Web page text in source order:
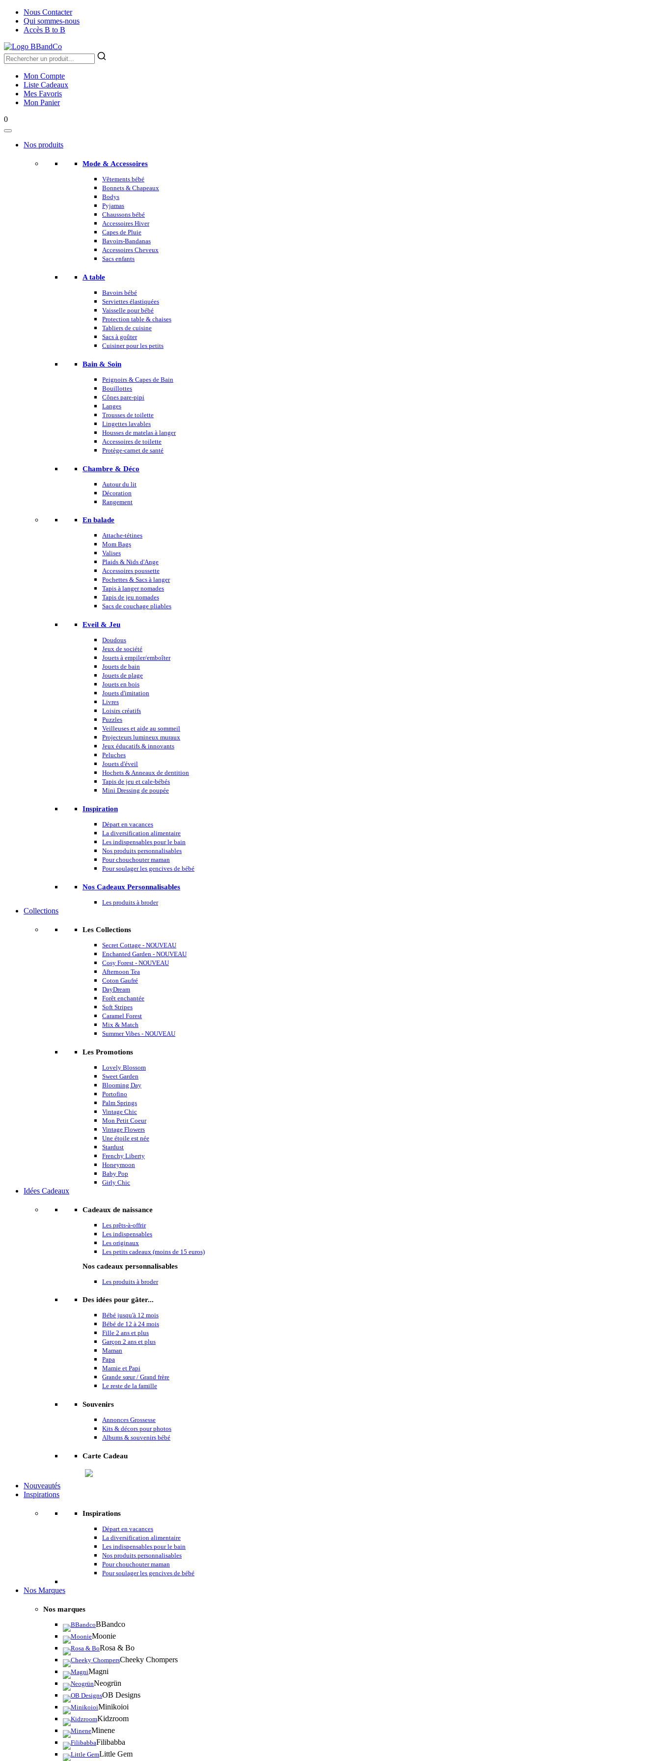
Nous Contacter
Qui sommes-nous
Accès B to B
Mon Compte
Liste Cadeaux
Mes Favoris
Mon Panier
0
Nos produits
Mode & Accessoires
Vêtements bébé
Bonnets & Chapeaux
Bodys
Pyjamas
Chaussons bébé
Accessoires Hiver
Capes de Pluie
Bavoirs-Bandanas
Accessoires Cheveux
Sacs enfants
A table
Bavoirs bébé
Serviettes élastiquées
Vaisselle pour bébé
Protection table & chaises
Tabliers de cuisine
Sacs à goûter
Cuisiner pour les petits
Bain & Soin
Peignoirs & Capes de Bain
Bouillottes
Cônes pare-pipi
Langes
Trousses de toilette
Lingettes lavables
Housses de matelas à langer
Accessoires de toilette
Protège-carnet de santé
Chambre & Déco
Autour du lit
Décoration
Rangement
En balade
Attache-tétines
Mom Bags
Valises
Plaids & Nids d'Ange
Accessoires poussette
Pochettes & Sacs à langer
Tapis à langer nomades
Tapis de jeu nomades
Sacs de couchage pliables
Eveil & Jeu
Doudous
Jeux de société
Jouets à empiler/emboîter
Jouets de bain
Jouets de plage
Jouets en bois
Jouets d'imitation
Livres
Loisirs créatifs
Puzzles
Veilleuses et aide au sommeil
Projecteurs lumineux muraux
Jeux éducatifs & innovants
Peluches
Jouets d'éveil
Hochets & Anneaux de dentition
Tapis de jeu et cale-bébés
Mini Dressing de poupée
Inspiration
Départ en vacances
La diversification alimentaire
Les indispensables pour le bain
Nos produits personnalisables
Pour chouchouter maman
Pour soulager les gencives de bébé
Nos Cadeaux Personnalisables
Les produits à broder
Collections
Les Collections
Secret Cottage - NOUVEAU
Enchanted Garden - NOUVEAU
Cosy Forest - NOUVEAU
Afternoon Tea
Coton Gaufré
DayDream
Forêt enchantée
Soft Stripes
Caramel Forest
Mix & Match
Summer Vibes - NOUVEAU
Les Promotions
Lovely Blossom
Sweet Garden
Blooming Day
Portofino
Palm Springs
Vintage Chic
Mon Petit Coeur
Vintage Flowers
Une étoile est née
Stardust
Frenchy Liberty
Honeymoon
Baby Pop
Girly Chic
Idées Cadeaux
Cadeaux de naissance
Les prêts-à-offrir
Les indispensables
Les originaux
Les petits cadeaux (moins de 15 euros)
Nos cadeaux personnalisables
Les produits à broder
Des idées pour gâter...
Bébé jusqu'à 12 mois
Bébé de 12 à 24 mois
Fille 2 ans et plus
Garçon 2 ans et plus
Maman
Papa
Mamie et Papi
Grande sœur / Grand frère
Le reste de la famille
Souvenirs
Annonces Grossesse
Kits & décors pour photos
Albums & souvenirs bébé
Carte Cadeau
Nouveautés
Inspirations
Inspirations
Départ en vacances
La diversification alimentaire
Les indispensables pour le bain
Nos produits personnalisables
Pour chouchouter maman
Pour soulager les gencives de bébé
Nos Marques
Nos marques
BBandco
Moonie
Rosa & Bo
Cheeky Chompers
Magni
Neogrün
OB Designs
Minikoioi
Kidzroom
Minene
Filibabba
Little Gem